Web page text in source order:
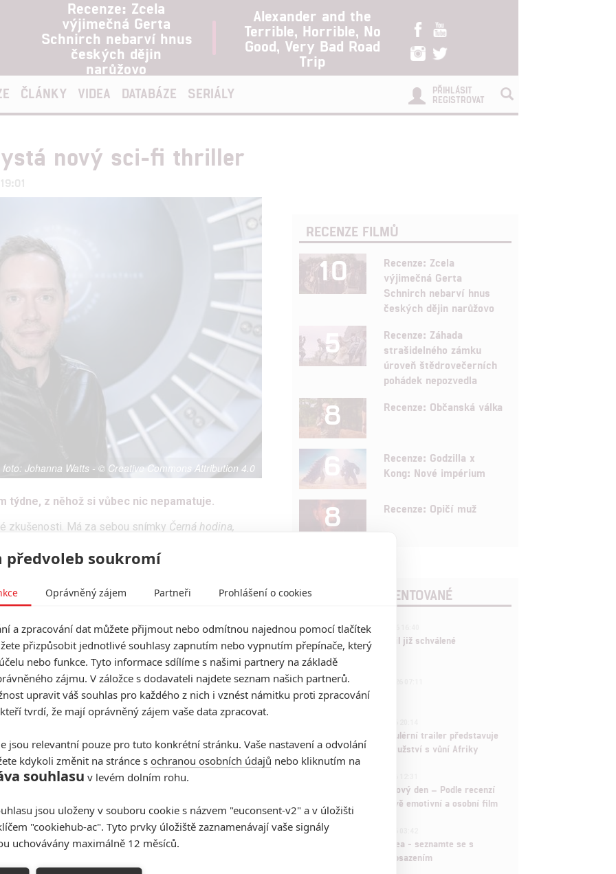
Recenze: Zcela
výjimečná Gerta
Schnirch nebarví hnus
českých dějin
narůžovo
Alexander and the
Terrible, Horrible, No
Good, Very Bad Road
Trip
ČLÁNKY VIDEA DATABÁZE SERIÁLY
PŘIHLÁSIT
REGISTROVAT
nový sci-fi thriller
Johanna Watts - © Creative Commons Attribution 4.0
týdne, z něhož si vůbec nic nepamatuje.
zkušenosti. Má za sebou snímky Černá hodina,
se inspiruje Agathou Christie
jeho název. Oznámeno bylo, že jde o sci-fi
toho, co se stalo během týdne, z něhož si vůbec
to jeho srdcová záležitost, kterou se snaží přivést k
, které film zaštítí, jde o původní námět, který má
Během zhruba dvaceti let, po které funguje, ze
neboKubo a kouzelný meč.Teď postupně
poli. Krom Spaihtsova snímku Laika připravuje také
a Chrise Millera a akční thrillerSeventeen
zajímavá, jako jeho loutková.
přinese příběh dvou sester
je ilustrační, Jon Spaihts při natáčení filmu Pasažéři
RECENZE FILMŮ
10
Recenze: Zcela
výjimečná Gerta
Schnirch nebarví hnus
českých dějin narůžovo
5
Recenze: Záhada
strašidelného zámku
úroveň štědrovečerních
pohádek nepozvedla
8 Recenze: Občanská válka
6
Recenze: Godzilla x
Kong: Nové impérium
8 Recenze: Opičí muž
POSLEDNÍ KOMENTOVANÉ
3ČLÁNEK | 01.08.2026 16:40
Marvel nečekaně zrušil již schválené
pokračování
433FILM | 01.08.2026 07:11
拆彈專家
Děti krve a kostí: Regulérní trailer představuje
akční fantasy dobrodružství s vůní Afriky
Spider-Man: Zbrusu nový den – Podle recenzí
máme čekat překvapivě emotivní a osobní film
1
Velké preview: Odyssea - seznamte se s
maximálně nabitým obsazením
předvoleb soukromí
Oprávněný zájem Partneři Prohlášení o cookies
a zpracování dat můžete přijmout nebo odmítnou najednou pomocí tlačítek
přizpůsobit jednotlivé souhlasy zapnutím nebo vypnutím přepínače, který
nebo funkce. Tyto informace sdílíme s našimi partnery na základě
zájmu. V záložce s dodavateli najdete seznam našich partnerů.
upravit váš souhlas pro každého z nich i vznést námitku proti zpracování
tvrdí, že mají oprávněný zájem vaše data zpracovat.
jsou relevantní pouze pro tuto konkrétní stránku. Vaše nastavení a odvolání
kdykoli změnit na stránce s ochranou osobních údajů nebo kliknutím na
souhlasu v levém dolním rohu.
jsou uloženy v souboru cookie s názvem "euconsent-v2" a v úložišti
"cookiehub-ac". Tyto prvky úložiště zaznamenávají vaše signály
uchovávány maximálně 12 měsíců.